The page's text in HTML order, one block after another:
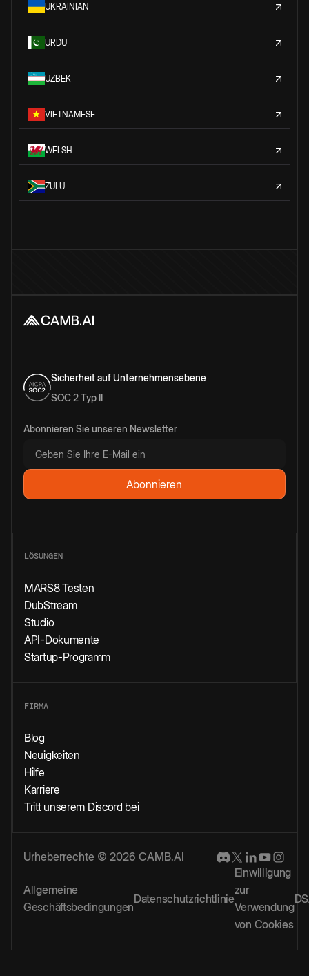
UKRAINIAN
URDU
UZBEK
VIETNAMESE
WELSH
ZULU
Sicherheit auf Unternehmensebene
SOC 2 Typ II
Abonnieren Sie unseren Newsletter
LÖSUNGEN
MARS8 Testen
DubStream
Studio
API-Dokumente
Startup-Programm
FIRMA
Blog
Neuigkeiten
Hilfe
Karriere
Tritt unserem Discord bei
Urheberrechte © 2026 CAMB.AI
Allgemeine
Geschäftsbedingungen
Datenschutzrichtlinie
Einwilligung
zur
Verwendung
von Cookies